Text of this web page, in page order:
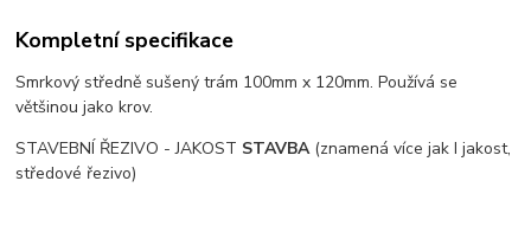
Kompletní specifikace
Smrkový středně sušený trám 100mm x 120mm. Používá se
většinou jako krov.
STAVEBNÍ ŘEZIVO - JAKOST STAVBA (znamená více jak I jakost,
středové řezivo)